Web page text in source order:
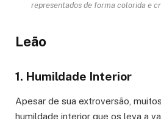
representados de forma colorida e
Leão
1. Humildade Interior
Apesar de sua extroversão,
humildade interior que os leva a